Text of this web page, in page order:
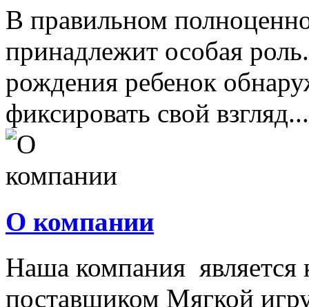
В правильном
принадлежит особая
рождения ребенок
фиксировать свой взгляд...
О компании
Наша компания
поставщиком Мягкой